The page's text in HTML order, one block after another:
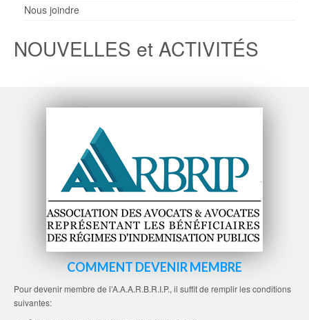
Nous joindre
NOUVELLES et ACTIVITÉS
COMMENT DEVENIR MEMBRE
Pour devenir membre de l’A.A.A.R.B.R.I.P., il suffit de remplir les conditions
suivantes: